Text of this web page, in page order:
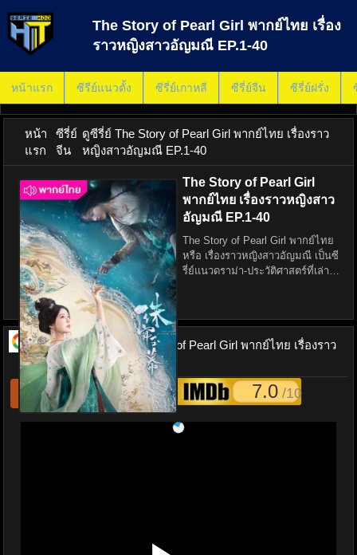
The Story of Pearl Girl พากย์ไทย เรื่อง
ราวหญิงสาวอัญมณี EP.1-40
หน้าแรก ซีรีย์แนวตั้ง ซีรี่ย์เกาหลี ซีรี่ย์จีน ซีรี่ย์ฝรั่ง
หน้า
แรก
ซีรี่ย์
จีน
ดูซีรี่ย์ The Story of Pearl Girl พากย์ไทย เรื่องราว
หญิงสาวอัญมณี EP.1-40
The Story of Pearl Girl
พากย์ไทย เรื่องราวหญิงสาว
อัญมณี EP.1-40
The Story of Pearl Girl พากย์ไทย
หรือ เรื่องราวหญิงสาวอัญมณี เป็นซี
รี่ย์แนวดราม่า-ประวัติศาสตร์ที่เล่า
บริสุทธิ์ ที่มีชีวิตที่เต็มไปด้วยความ
ดูซีรี่ย์ ออนไลน์ The Story of Pearl Girl พากย์ไทย เรื่องราว
หญิงสาวอัญมณี EP.1-40
รีเฟชหนังไม่เล่น แจ้งหนังเสีย 7.0 /10